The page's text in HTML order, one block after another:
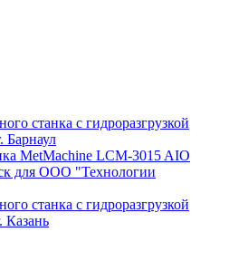
станка c гидроразгрузкой
Барнаул
MetMachine LCM-3015 AIO
для ООО "Технологии
станка c гидроразгрузкой
Казань